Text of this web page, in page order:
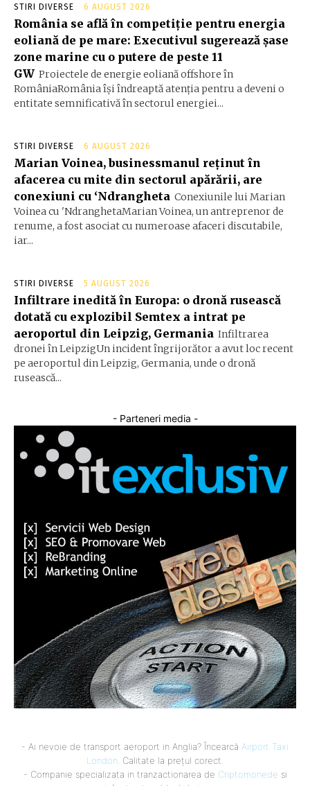
STIRI DIVERSE 6 AUGUST 2026
România se află în competiție pentru energia
eoliană de pe mare: Executivul sugerează șase
zone marine cu o putere de peste 11
GW Proiectele de energie eoliană offshore în
RomâniaRomânia își îndreaptă atenția pentru a deveni o
entitate semnificativă în sectorul energiei...
STIRI DIVERSE 6 AUGUST 2026
Marian Voinea, businessmanul reținut în
afacerea cu mite din sectorul apărării, are
conexiuni cu ‘Ndrangheta Conexiunile lui Marian
Voinea cu 'NdranghetaMarian Voinea, un antreprenor de
renume, a fost asociat cu numeroase afaceri discutabile,
iar...
STIRI DIVERSE 5 AUGUST 2026
Infiltrare inedită în Europa: o dronă rusească
dotată cu explozibil Semtex a intrat pe
aeroportul din Leipzig, Germania Infiltrarea
dronei în LeipzigUn incident îngrijorător a avut loc recent
pe aeroportul din Leipzig, Germania, unde o dronă
rusească...
- Parteneri media -
- Ai nevoie de transport aeroport in Anglia? Încearcă Airport Taxi
London. Calitate la prețul corect.
- Companie specializata in tranzactionarea de Criptomonede si